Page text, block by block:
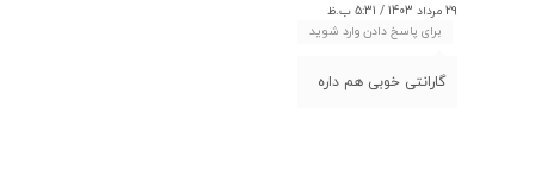
29 مرداد 1403 / 5:31 ب.ظ
برای پاسخ دادن وارد شوید
گارانتی خوبی هم داره